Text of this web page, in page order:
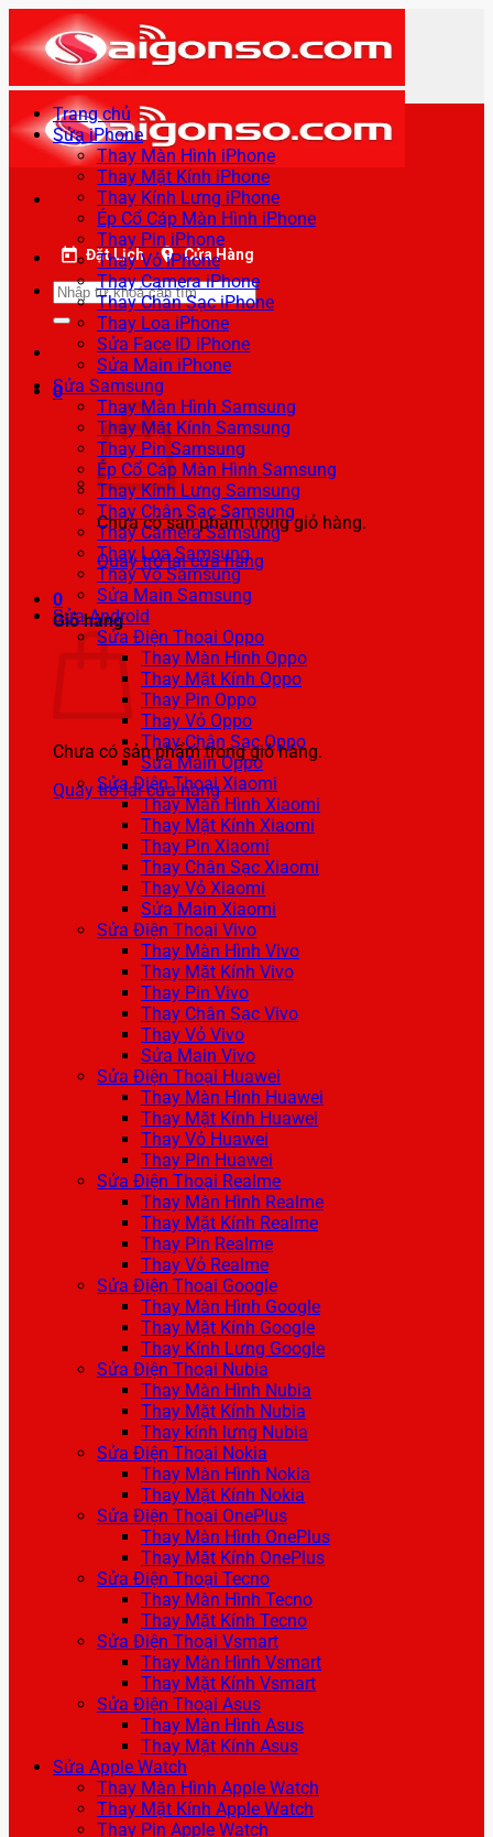
qua
nội
dung
Đặt Lịch Cửa Hàng
Tìm
kiếm:
0
Chưa có sản phẩm trong giỏ hàng.
Quay trở lại cửa hàng
0
Giỏ hàng
Chưa có sản phẩm trong giỏ hàng.
Quay trở lại cửa hàng
Trang chủ
Sửa iPhone
Thay Màn Hình iPhone
Thay Mặt Kính iPhone
Thay Kính Lưng iPhone
Ép Cổ Cáp Màn Hình iPhone
Thay Pin iPhone
Thay Vỏ iPhone
Thay Camera iPhone
Thay Chân Sạc iPhone
Thay Loa iPhone
Sửa Face ID iPhone
Sửa Main iPhone
Sửa Samsung
Thay Màn Hình Samsung
Thay Mặt Kính Samsung
Thay Pin Samsung
Ép Cổ Cáp Màn Hình Samsung
Thay Kính Lưng Samsung
Thay Chân Sạc Samsung
Thay Camera Samsung
Thay Loa Samsung
Thay Vỏ Samsung
Sửa Main Samsung
Sửa Android
Sửa Điện Thoại Oppo
Thay Màn Hình Oppo
Thay Mặt Kính Oppo
Thay Pin Oppo
Thay Vỏ Oppo
Thay Chân Sạc Oppo
Sửa Main Oppo
Sửa Điện Thoại Xiaomi
Thay Màn Hình Xiaomi
Thay Mặt Kính Xiaomi
Thay Pin Xiaomi
Thay Chân Sạc Xiaomi
Thay Vỏ Xiaomi
Sửa Main Xiaomi
Sửa Điện Thoại Vivo
Thay Màn Hình Vivo
Thay Mặt Kính Vivo
Thay Pin Vivo
Thay Chân Sạc Vivo
Thay Vỏ Vivo
Sửa Main Vivo
Sửa Điện Thoại Huawei
Thay Màn Hình Huawei
Thay Mặt Kính Huawei
Thay Vỏ Huawei
Thay Pin Huawei
Sửa Điện Thoại Realme
Thay Màn Hình Realme
Thay Mặt Kính Realme
Thay Pin Realme
Thay Vỏ Realme
Sửa Điện Thoại Google
Thay Màn Hình Google
Thay Mặt Kính Google
Thay Kính Lưng Google
Sửa Điện Thoại Nubia
Thay Màn Hình Nubia
Thay Mặt Kính Nubia
Thay kính lưng Nubia
Sửa Điện Thoại Nokia
Thay Màn Hình Nokia
Thay Mặt Kính Nokia
Sửa Điện Thoại OnePlus
Thay Màn Hình OnePlus
Thay Mặt Kính OnePlus
Sửa Điện Thoại Tecno
Thay Màn Hình Tecno
Thay Mặt Kính Tecno
Sửa Điện Thoại Vsmart
Thay Màn Hình Vsmart
Thay Mặt Kính Vsmart
Sửa Điện Thoại Asus
Thay Màn Hình Asus
Thay Mặt Kính Asus
Sửa Apple Watch
Thay Màn Hình Apple Watch
Thay Mặt Kính Apple Watch
Thay Pin Apple Watch